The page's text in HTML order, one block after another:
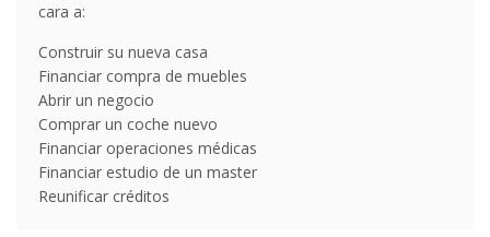
cara a:
Construir su nueva casa
Financiar compra de muebles
Abrir un negocio
Comprar un coche nuevo
Financiar operaciones médicas
Financiar estudio de un master
Reunificar créditos